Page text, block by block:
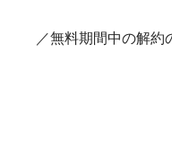
／無料期間中の解約